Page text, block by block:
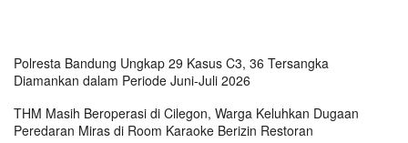
Polresta Bandung Ungkap 29 Kasus C3, 36 Tersangka
Diamankan dalam Periode Juni-Juli 2026
THM Masih Beroperasi di Cilegon, Warga Keluhkan Dugaan
Peredaran Miras di Room Karaoke Berizin Restoran